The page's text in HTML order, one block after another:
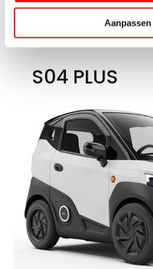
Aanpassen
VANAF
Meer comfort
S04 PLUS